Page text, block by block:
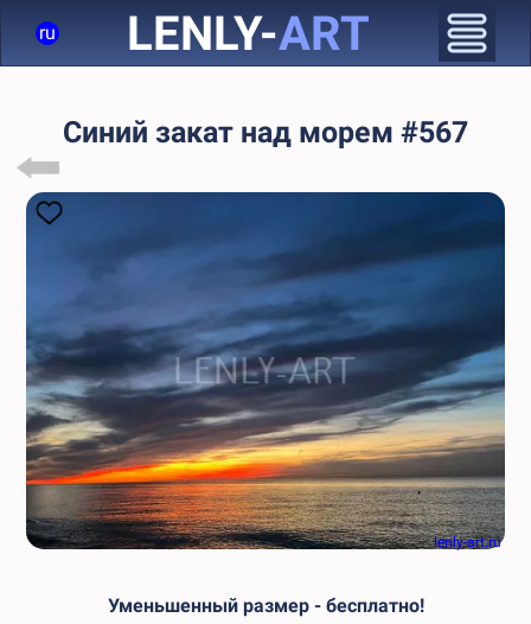
ru LENLY-ART
Синий закат над морем #567
lenly-art.ru
Уменьшенный размер - бесплатно!